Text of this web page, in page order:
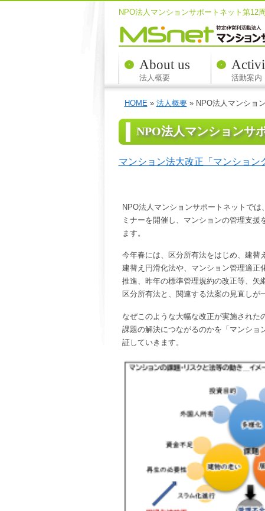
NPO法人マンションサポートネット第12
About us
法人概要 活動案内
HOME» 法人概要» NPO法人マンショ
NPO法人マンションサ
マンション法大改正「マンション
NPO法人マンションサポートネットで
ミナーを開催し、マンションの管理支
ます。
今年春には、区分所有法をはじめ、建替
建替え円滑化法や、マンション管理適正
推進、昨年の標準管理規約の改正等、矢
区分所有法と、関連する法案の見直しが
なぜこのような大幅な改正が実施され
課題の解決につながるのかを「マンショ
証していきます。